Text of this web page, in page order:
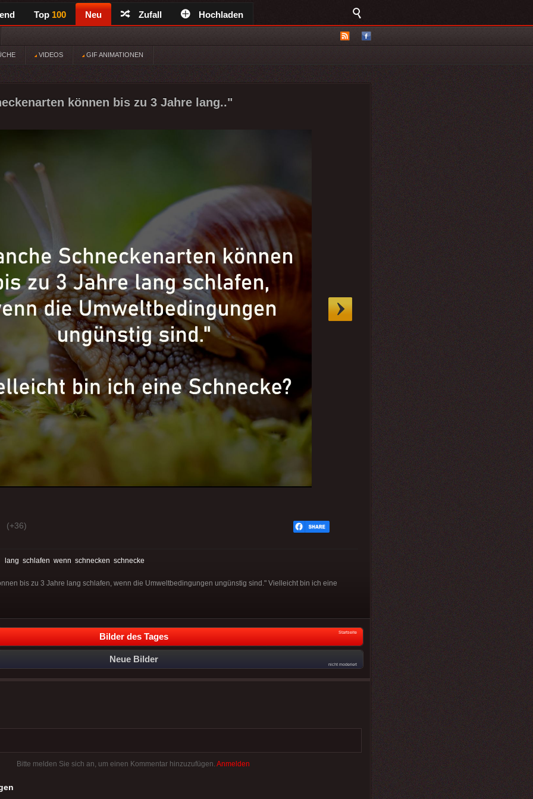
Top 100 Neu Zufall Hochladen
VIDEOS GIF ANIMATIONEN
können bis zu 3 Jahre lang.."
(+36)
lang schlafen wenn schnecken schnecke
bis zu 3 Jahre lang schlafen, wenn die Umweltbedingungen ungünstig sind." Vielleicht bin ich eine
Bilder des Tages Startseite
Neue Bilder
nicht moderiert
Bitte melden Sie sich an, um einen Kommentar hinzuzufügen. Anmelden